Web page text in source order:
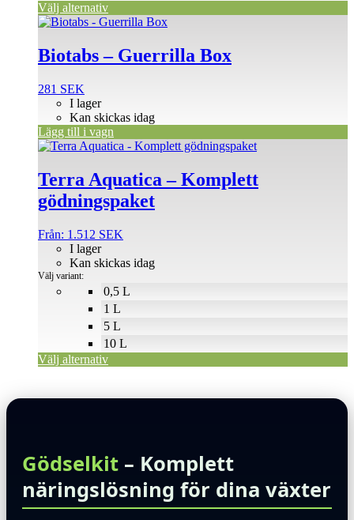
Välj alternativ
Biotabs – Guerrilla Box
281 SEK
I lager
Kan skickas idag
Lägg till i vagn
Terra Aquatica – Komplett
gödningspaket
Från: 1.512 SEK
0,5 L
1 L
5 L
10 L
I lager
Kan skickas idag
Välj variant:
Välj alternativ
Den
produkten
har
flera
De
olika
alternativen
kan
väljas
produktsidan
Gödselkit – Komplett
näringslösning för dina växter